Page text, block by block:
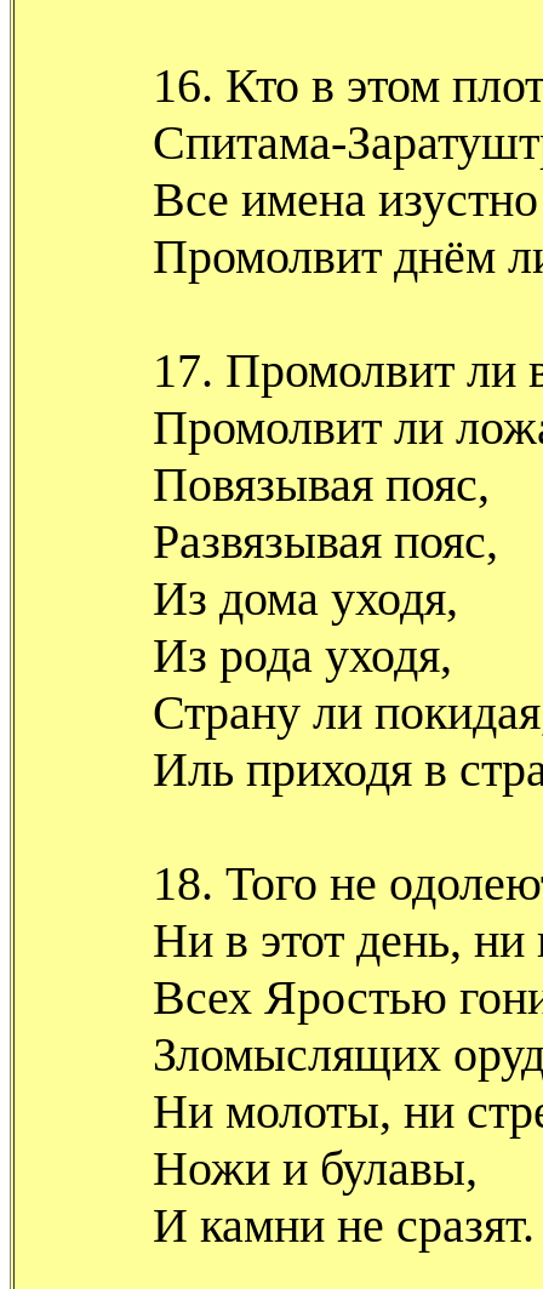
16. Кто в этом
Спитама-
Все имена изустно
Промолвит днём
17. Промолвит ли
Промолвит ли
Повязывая пояс,
Развязывая пояс,
Из дома уходя,
Из рода уходя,
Страну ли
Иль приходя в
18. Того не
Ни в этот день,
Всех Яростью
Зломыслящих
Ни молоты, ни
Ножи и булавы,
И камни не сразят.